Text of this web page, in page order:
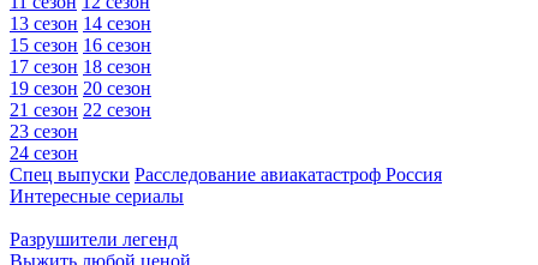
13 сезон 14 сезон
15 сезон 16 сезон
17 сезон 18 сезон
19 сезон 20 сезон
21 сезон 22 сезон
23 сезон
24 сезон
Спец выпуски Расследование авиакатастроф Россия
Интересные сериалы
Разрушители легенд
Выжить любой ценой